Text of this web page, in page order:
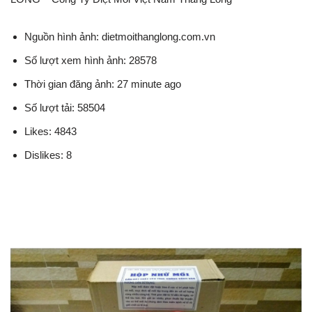
Nguồn hình ảnh: dietmoithanglong.com.vn
Số lượt xem hình ảnh: 28578
Thời gian đăng ảnh: 27 minute ago
Số lượt tải: 58504
Likes: 4843
Dislikes: 8